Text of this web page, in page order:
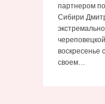
партнером
Сибири
воскресенье
своем…